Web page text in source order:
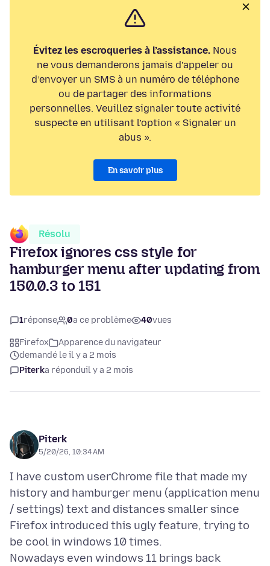
Évitez les escroqueries à l’assistance. Nous
ne vous demanderons jamais d’appeler ou
d’envoyer un SMS à un numéro de téléphone
ou de partager des informations
personnelles. Veuillez signaler toute activité
suspecte en utilisant l’option « Signaler un
abus ».
En savoir plus
Résolu
Firefox ignores css style for
hamburger menu after updating from
150.0.3 to 151
1réponse 0a ce problème 40vues
Firefox
Apparence du navigateur
demandé le il y a 2 mois
Piterka réponduil y a 2 mois
Piterk
5/20/26, 10:34 AM
I have custom userChrome file that made my
history and hamburger menu (application menu
/ settings) text and distances smaller since
Firefox introduced this ugly feature, trying to
be cool in windows 10 times.
Nowadays even windows 11 brings back